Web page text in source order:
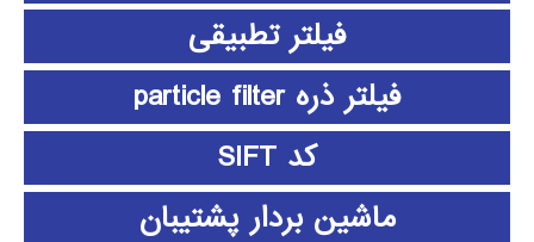
فیلتر تطبیقی
فیلتر ذره particle filter
کد SIFT
ماشین بردار پشتیبان